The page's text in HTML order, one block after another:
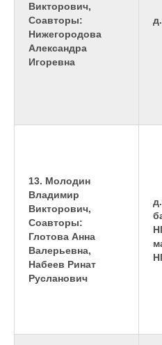
Викторович,
Соавторы:
Нижегородова
Александра
Игоревна
13. Молодин
Владимир
Викторович,
Соавторы:
Глотова Анна
Валерьевна,
Набеев Ринат
Русланович